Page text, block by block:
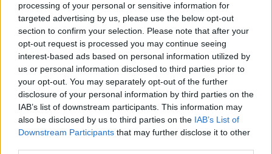
processing of your personal or sensitive information for
targeted advertising by us, please use the below opt-out
section to confirm your selection. Please note that after your
opt-out request is processed you may continue seeing
interest-based ads based on personal information utilized by
us or personal information disclosed to third parties prior to
your opt-out. You may separately opt-out of the further
disclosure of your personal information by third parties on the
IAB’s list of downstream participants. This information may
also be disclosed by us to third parties on the IAB’s List of
Downstream Participants that may further disclose it to other
Duna Rekord Alacsony Vízszintje:
Bénul a Paksi Atomerőmű
A Duna vízszintje rekordalacsony szintre süllyedt